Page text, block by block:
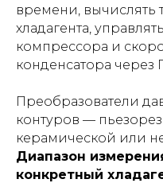
времени, вычислять
хладагента,
компрессора и
конденсатора через
Преобразователи
контуров —
керамической или
Диапазон
конкретный